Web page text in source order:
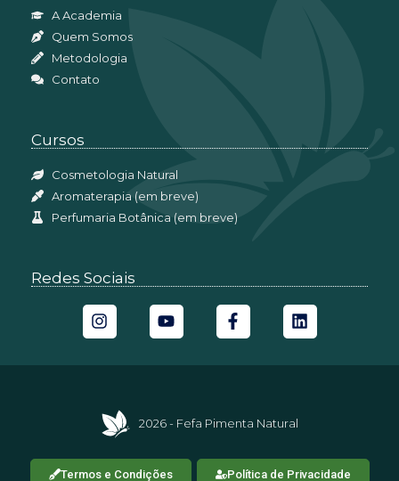
A Academia
Quem Somos
Metodologia
Contato
Cursos
Cosmetologia Natural
Aromaterapia (em breve)
Perfumaria Botânica (em breve)
Redes Sociais
2026 - Fefa Pimenta Natural
Termos e Condições Política de Privacidade